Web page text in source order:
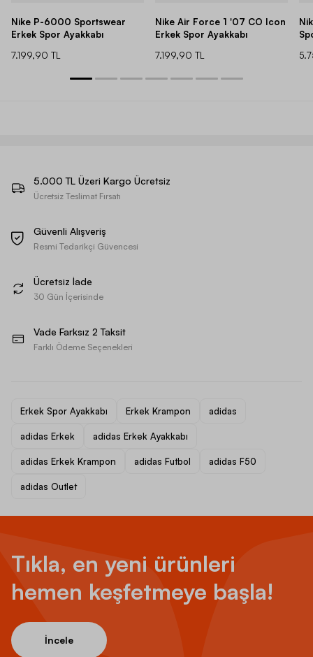
Nike P-6000 Sportswear
Erkek Spor Ayakkabı
7.199,90 TL
Nike Air Force 1 '07 CO Icon
Erkek Spor Ayakkabı
7.199,90 TL
5.000 TL Üzeri Kargo Ücretsiz
Ücretsiz Teslimat Fırsatı
Güvenli Alışveriş
Resmi Tedarikçi Güvencesi
Ücretsiz İade
30 Gün İçerisinde
Vade Farksız 2 Taksit
Farklı Ödeme Seçenekleri
Erkek Spor Ayakkabı Erkek Krampon adidas
adidas Erkek adidas Erkek Ayakkabı
adidas Erkek Krampon adidas Futbol adidas F50
adidas Outlet
Tıkla, en yeni ürünleri
hemen keşfetmeye başla!
İncele